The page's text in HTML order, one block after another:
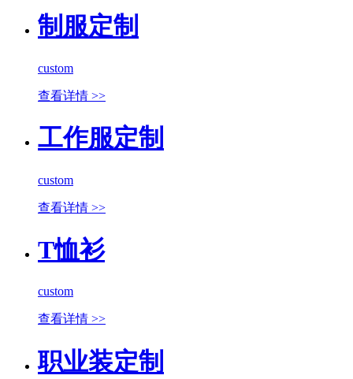
制服定制
custom
查看详情 >>
工作服定制
custom
查看详情 >>
T恤衫
custom
查看详情 >>
职业装定制